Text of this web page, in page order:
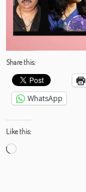
Share this:
WhatsApp
Like this:
Loading…